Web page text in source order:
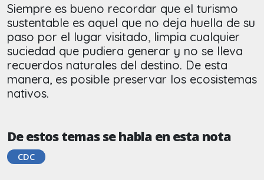
Siempre es bueno recordar que el turismo
sustentable es aquel que no deja huella de su
paso por el lugar visitado, limpia cualquier
suciedad que pudiera generar y no se lleva
recuerdos naturales del destino. De esta
manera, es posible preservar los ecosistemas
nativos.
De estos temas se habla en esta nota
CDC